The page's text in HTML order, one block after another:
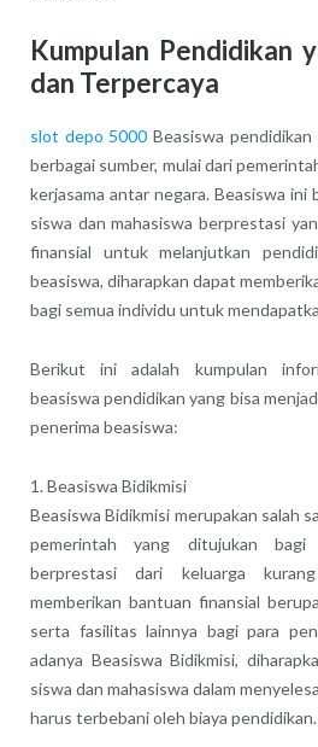
Kumpulan Pendidikan
dan Terpercaya
slot depo 5000 Beasiswa
berbagai sumber, mulai dari
kerjasama antar negara. Beasiswa ini
siswa dan mahasiswa berprestasi
finansial untuk melanjutkan
beasiswa, diharapkan dapat
bagi semua individu untuk
Berikut ini adalah kumpulan
beasiswa pendidikan yang bisa
penerima beasiswa:
1. Beasiswa Bidikmisi
Beasiswa Bidikmisi merupakan salah
pemerintah yang ditujukan bagi
berprestasi dari keluarga
memberikan bantuan finansial
serta fasilitas lainnya bagi para
adanya Beasiswa Bidikmisi,
siswa dan mahasiswa dalam
harus terbebani oleh biaya pendidikan.